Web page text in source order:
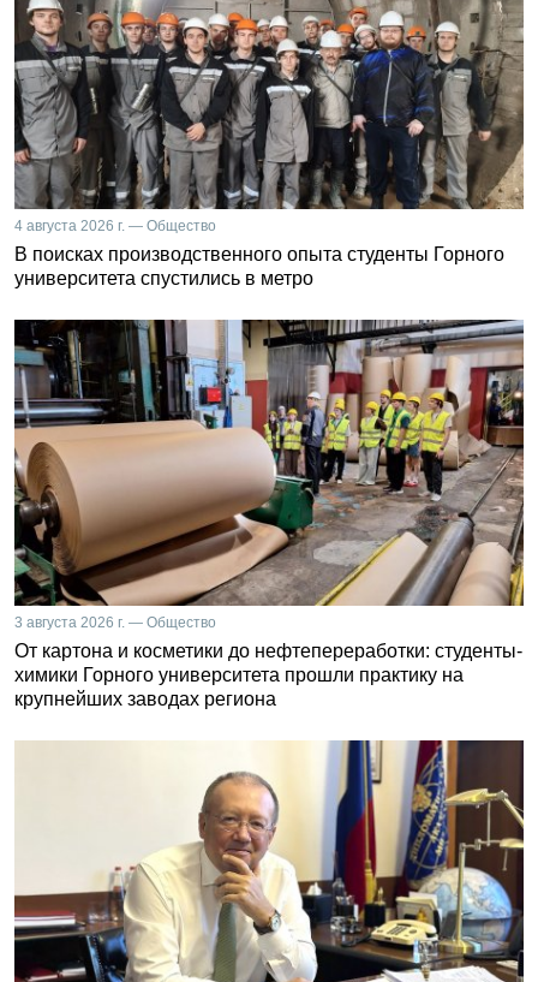
4 августа 2026 г. — Общество
В поисках производственного опыта студенты Горного
университета спустились в метро
3 августа 2026 г. — Общество
От картона и косметики до нефтепереработки: студенты-
химики Горного университета прошли практику на
крупнейших заводах региона